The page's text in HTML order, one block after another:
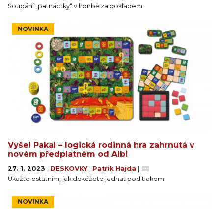
Šoupání „patnáctky“ v honbě za pokladem.
NOVINKA
Vyšel Pakal – logická rodinná hra zahrnutá v
novém předplatném od Albi
27. 1. 2023 DESKOVKY Patrik Hajda
Ukažte ostatním, jak dokážete jednat pod tlakem.
NOVINKA